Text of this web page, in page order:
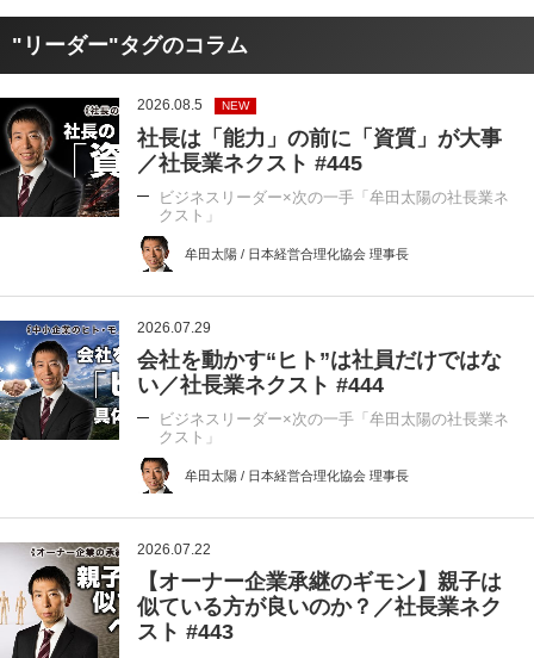
"リーダー"タグのコラム
2026.08.5 NEW
社長は「能力」の前に「資質」が大事
／社長業ネクスト #445
ビジネスリーダー×次の一手「牟田太陽の社長業ネ
クスト」
牟田太陽 / 日本経営合理化協会 理事長
2026.07.29
会社を動かす“ヒト”は社員だけではな
い／社長業ネクスト #444
ビジネスリーダー×次の一手「牟田太陽の社長業ネ
クスト」
牟田太陽 / 日本経営合理化協会 理事長
2026.07.22
【オーナー企業承継のギモン】親子は
似ている方が良いのか？／社長業ネク
スト #443